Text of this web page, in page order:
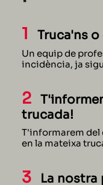
1 Truca'ns
Un equip de
incidència, ja
2
trucada!
T'informarem del
en la mateixa
3 La